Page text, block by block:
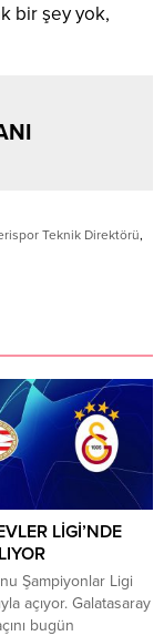
bir şey yok,
Teknik Direktörü,
LİGİ’NDE
Şampiyonlar Ligi
açıyor. Galatasaray
bugün